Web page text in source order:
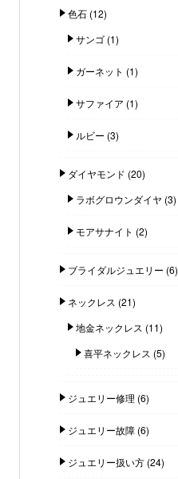
色石(12)
サンゴ(1)
ガーネット (1)
サファイア (1)
ルビー (3)
ダイヤモンド (20)
ラボグロウンダイヤ (3)
モアサナイト (2)
ブライダルジュエリー (6)
ネックレス (21)
地金ネックレス (11)
喜平ネックレス (5)
ジュエリー修理 (6)
ジュエリー故障(6)
ジュエリー扱い方(24)